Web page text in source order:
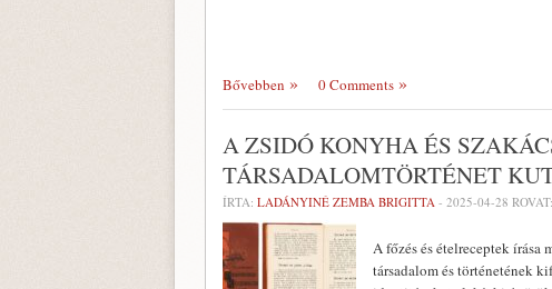
Bővebben 0 Comments
A ZSIDÓ KONYHA ÉS
TÁRSADALOMTÖRTÉNET
ÍRTA: LADÁNYINÉ ZEMBA BRIGITTA - 2025-04-28 ROVAT:
A főzés és ételreceptek írása
társadalom és történetének